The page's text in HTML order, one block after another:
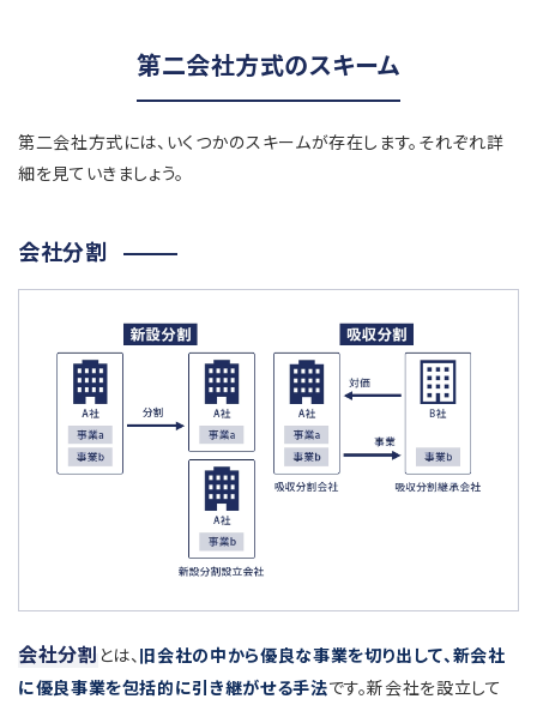
第二会社方式のスキーム
第二会社方式には、いくつかのスキームが存在します。それぞれ詳
細を見ていきましょう。
会社分割
会社分割 とは、旧会社の中から優良な事業を切り出して、新会社
に優良事業を包括的に引き継がせる手法です。新会社を設立して